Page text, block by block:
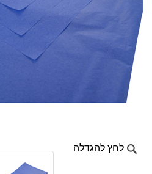
לחץ להגדלה